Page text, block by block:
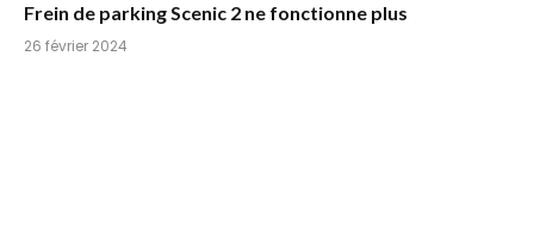
Frein de parking Scenic 2 ne fonctionne plus
26 février 2024